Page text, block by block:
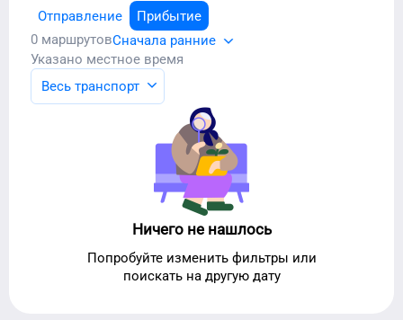
Отправление
Прибытие
0 маршрутовСначала ранние
Указано местное время
Весь транспорт
Ничего не нашлось
Попробуйте изменить фильтры или
поискать на другую дату